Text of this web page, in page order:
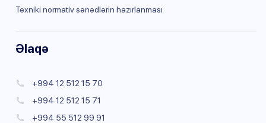
Texniki normativ sənədlərin hazırlanması
Əlaqə
+994 12 512 15 70
+994 12 512 15 71
+994 55 512 99 91